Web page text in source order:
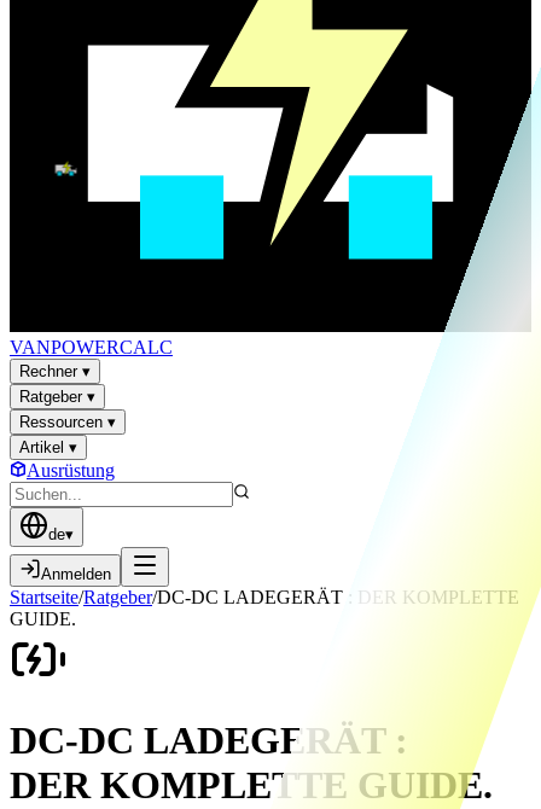
VANPOWERCALC
Rechner▾
Ratgeber▾
Ressourcen ▾
Artikel ▾
Ausrüstung
de▾
Anmelden
Startseite/Ratgeber/DC-DC LADEGERÄT : DER KOMPLETTE
GUIDE.
DC-DC LADEGERÄT :
DER KOMPLETTE GUIDE.